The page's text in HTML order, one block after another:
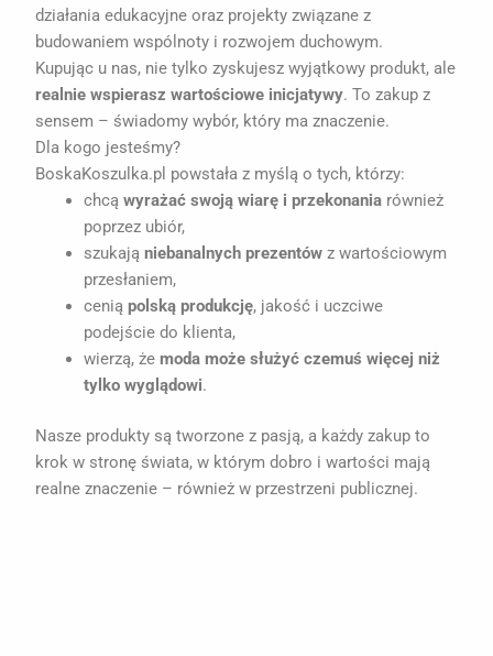
działania edukacyjne oraz projekty związane z
budowaniem wspólnoty i rozwojem duchowym.
Kupując u nas, nie tylko zyskujesz wyjątkowy produkt, ale
realnie wspierasz wartościowe inicjatywy. To zakup z
sensem – świadomy wybór, który ma znaczenie.
Dla kogo jesteśmy?
BoskaKoszulka.pl powstała z myślą o tych, którzy:
chcąwyrażać swoją wiarę i przekonania również
poprzez ubiór,
szukająniebanalnych prezentów z wartościowym
przesłaniem,
ceniąpolską produkcję, jakość i uczciwe
podejście do klienta,
wierzą, żemoda może służyć czemuś więcej niż
tylko wyglądowi.
Nasze produkty są tworzone z pasją, a każdy zakup to
krok w stronę świata, w którym dobro i wartości mają
realne znaczenie – również w przestrzeni publicznej.